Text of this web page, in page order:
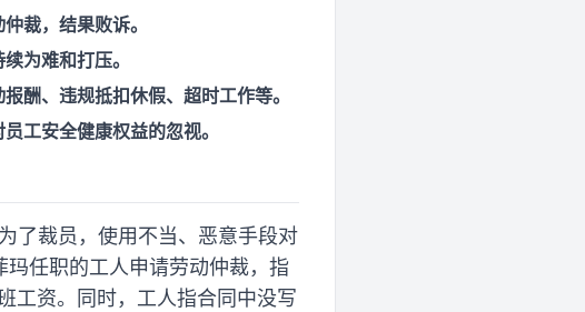
裁，结果败诉。
为难和打压。
酬、违规抵扣休假、超时工作等。
工安全健康权益的忽视。
了裁员，使用不当、恶意手段对
任职的工人申请劳动仲裁，指
工资。同时，工人指合同中没写